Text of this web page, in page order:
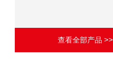
查看全部产品 >>